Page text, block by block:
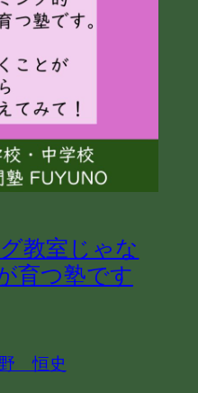
教室じゃな
育つ塾です
恒史